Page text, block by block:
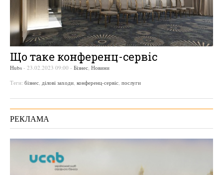
Що таке конференц-сервіс
Hubs - 23.02.2023 09:00 - Бізнес Новини
Теги: бізнес ділові заходи конференц-сервіс послуги
РЕКЛАМА